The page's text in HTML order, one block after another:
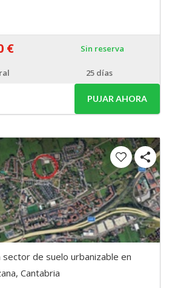
€ Sin reserva
25 días
PUJAR AHORA
sector de suelo urbanizable en
Cantabria